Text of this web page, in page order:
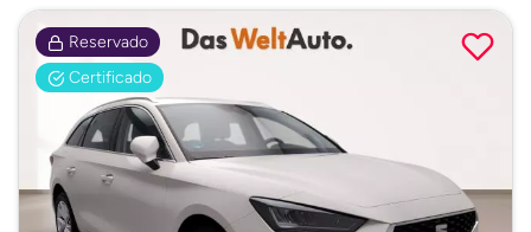
Reservado
Certificado